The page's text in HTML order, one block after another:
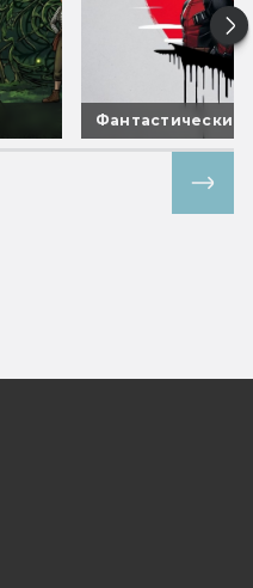
Фантастические